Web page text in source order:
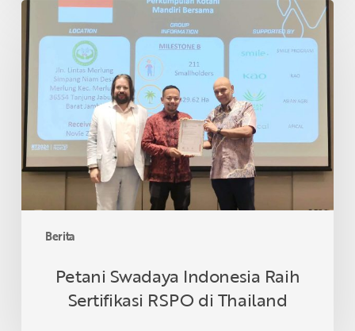
Berita
Petani
Swadaya
Indonesia
Raih
Sertifikasi
RSPO
di
Thailand
Petani Swadaya Indonesia Raih
Sertifikasi RSPO di Thailand